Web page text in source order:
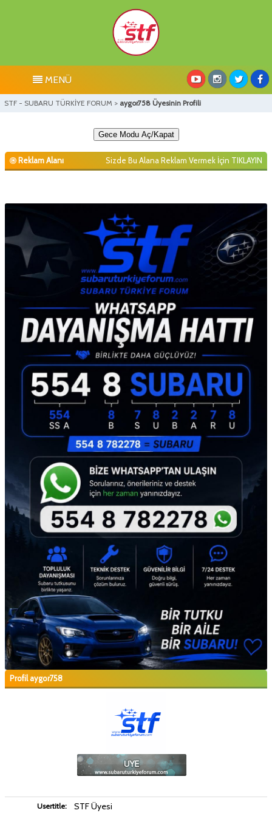
MENÜ
STF - SUBARU TÜRKİYE FORUM > aygor758 Üyesinin Profili
Gece Modu Aç/Kapat
Reklam Alanı Sizde Bu Alana Reklam Vermek İçin TIKLAYIN
Profil aygor758
Usertitle: STF Üyesi